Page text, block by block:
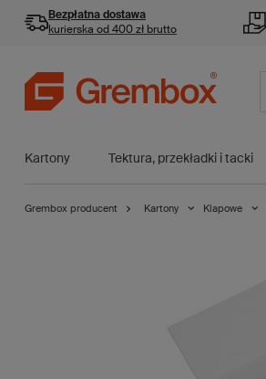
Bezpłatna dostawa
kurierska od 400 zł brutto
Kartony Tektura, przekładki i tacki
Grembox producent Kartony Klapowe